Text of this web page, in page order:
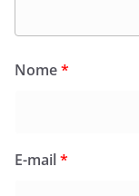
Nome*
E-mail*